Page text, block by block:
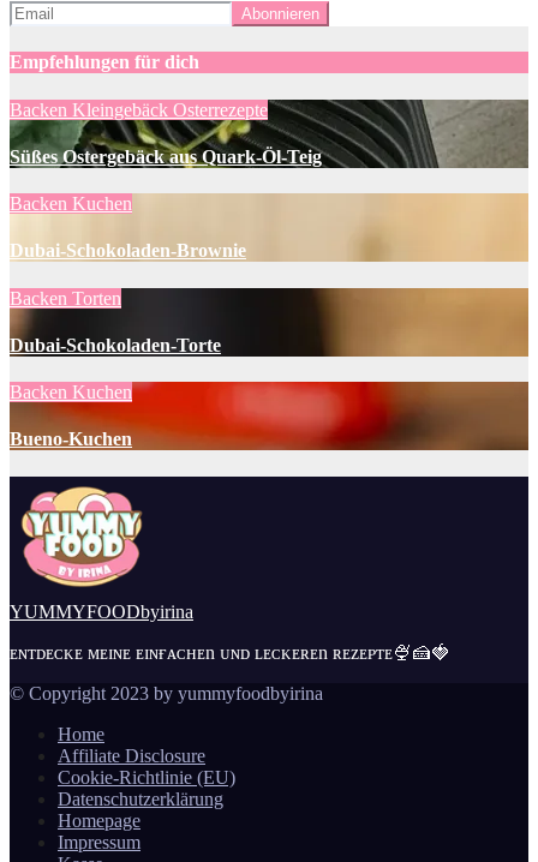
Empfehlungen für dich
Backen Kleingebäck Osterrezepte
Süßes Ostergebäck aus Quark-Öl-Teig
Backen Kuchen
Dubai-Schokoladen-Brownie
Backen Torten
Dubai-Schokoladen-Torte
Backen Kuchen
Bueno-Kuchen
YUMMYFOODbyirina
ᴇɴᴛᴅᴇᴄᴋᴇ ᴍᴇɪɴᴇ ᴇɪɴғᴀᴄʜᴇn ᴜɴᴅ ʟᴇᴄᴋᴇʀᴇn ʀᴇᴢᴇᴘᴛᴇ🍨🍰🍓
© Copyright 2023 by yummyfoodbyirina
Home
Affiliate Disclosure
Cookie-Richtlinie (EU)
Datenschutzerklärung
Homepage
Impressum